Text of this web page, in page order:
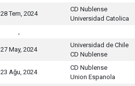
28 Tem, 2024
CD Nublense
Universidad Catolica
,
27 May, 2024
Universidad de Chile
CD Nublense
23 Ağu, 2024
CD Nublense
Union Espanola